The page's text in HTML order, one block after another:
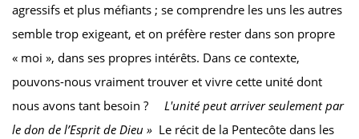
agressifs et plus méfiants ; se comprendre les uns les autres
semble trop exigeant, et on préfère rester dans son propre
« moi », dans ses propres intérêts. Dans ce contexte,
pouvons-nous vraiment trouver et vivre cette unité dont
nous avons tant besoin ?
L'unité peut arriver seulement par
le don de l’Esprit de Dieu » Le récit de la Pentecôte dans les